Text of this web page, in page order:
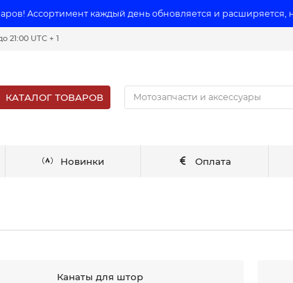
Ассортимент каждый день обновляется и
21:00 UTC + 1
КАТАЛОГ ТОВАРОВ
Новинки Оплата
Канаты для штор